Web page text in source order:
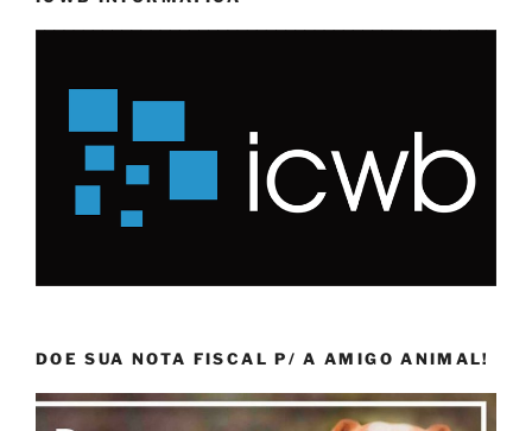
DOE SUA NOTA FISCAL P/ A AMIGO ANIMAL!